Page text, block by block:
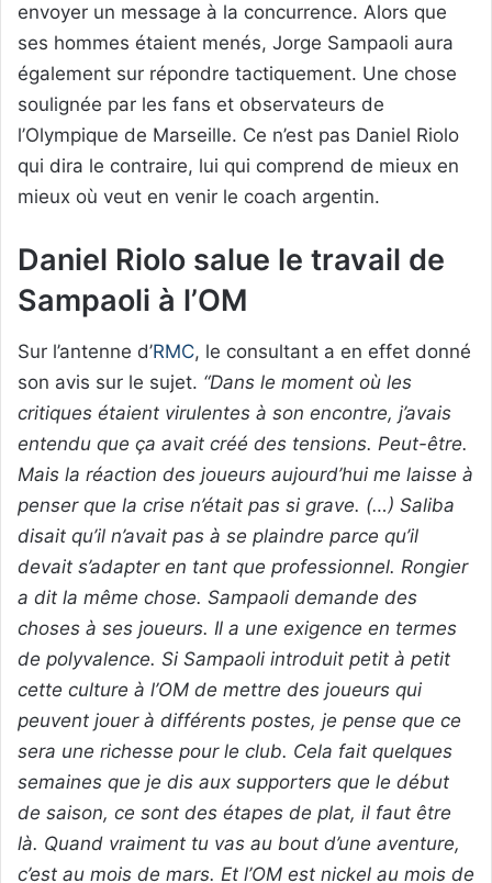
envoyer un message à la concurrence. Alors que
ses hommes étaient menés, Jorge Sampaoli aura
également sur répondre tactiquement. Une chose
soulignée par les fans et observateurs de
l’Olympique de Marseille. Ce n’est pas Daniel Riolo
qui dira le contraire, lui qui comprend de mieux en
mieux où veut en venir le coach argentin.
Daniel Riolo salue le travail de
Sampaoli à l’OM
Sur l’antenne d’RMC, le consultant a en effet donné
son avis sur le sujet. “Dans le moment où les
critiques étaient virulentes à son encontre, j’avais
entendu que ça avait créé des tensions. Peut-être.
Mais la réaction des joueurs aujourd’hui me laisse à
penser que la crise n’était pas si grave. (…) Saliba
disait qu’il n’avait pas à se plaindre parce qu’il
devait s’adapter en tant que professionnel. Rongier
a dit la même chose. Sampaoli demande des
choses à ses joueurs. Il a une exigence en termes
de polyvalence. Si Sampaoli introduit petit à petit
cette culture à l’OM de mettre des joueurs qui
peuvent jouer à différents postes, je pense que ce
sera une richesse pour le club. Cela fait quelques
semaines que je dis aux supporters que le début
de saison, ce sont des étapes de plat, il faut être
là. Quand vraiment tu vas au bout d’une aventure,
c’est au mois de mars. Et l’OM est nickel au mois de